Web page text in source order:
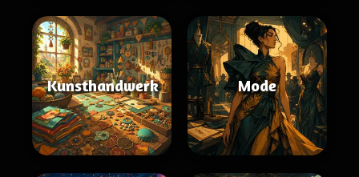
Kunsthandwerk Mode